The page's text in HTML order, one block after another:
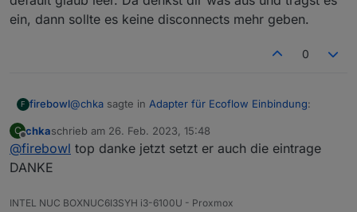
ein, dann sollte es keine disconnects mehr geben.
0
F firebowl@chka sagte in Adapter für Ecoflow Einbindung:
@haus-automatisierung sagte in Adapter für
Wichtiger Hinweis: Bitte denkt euch eine
ein, dann sollte es keine disconnects mehr geben.
C
Offline
chkaschrieb am 26. Feb. 2023, 15:48
zuletzt editiert von
@firebowl top danke jetzt setzt er auch die eintrage
DANKE
INTEL NUC BOXNUC6I3SYH i3-6100U - Proxmox